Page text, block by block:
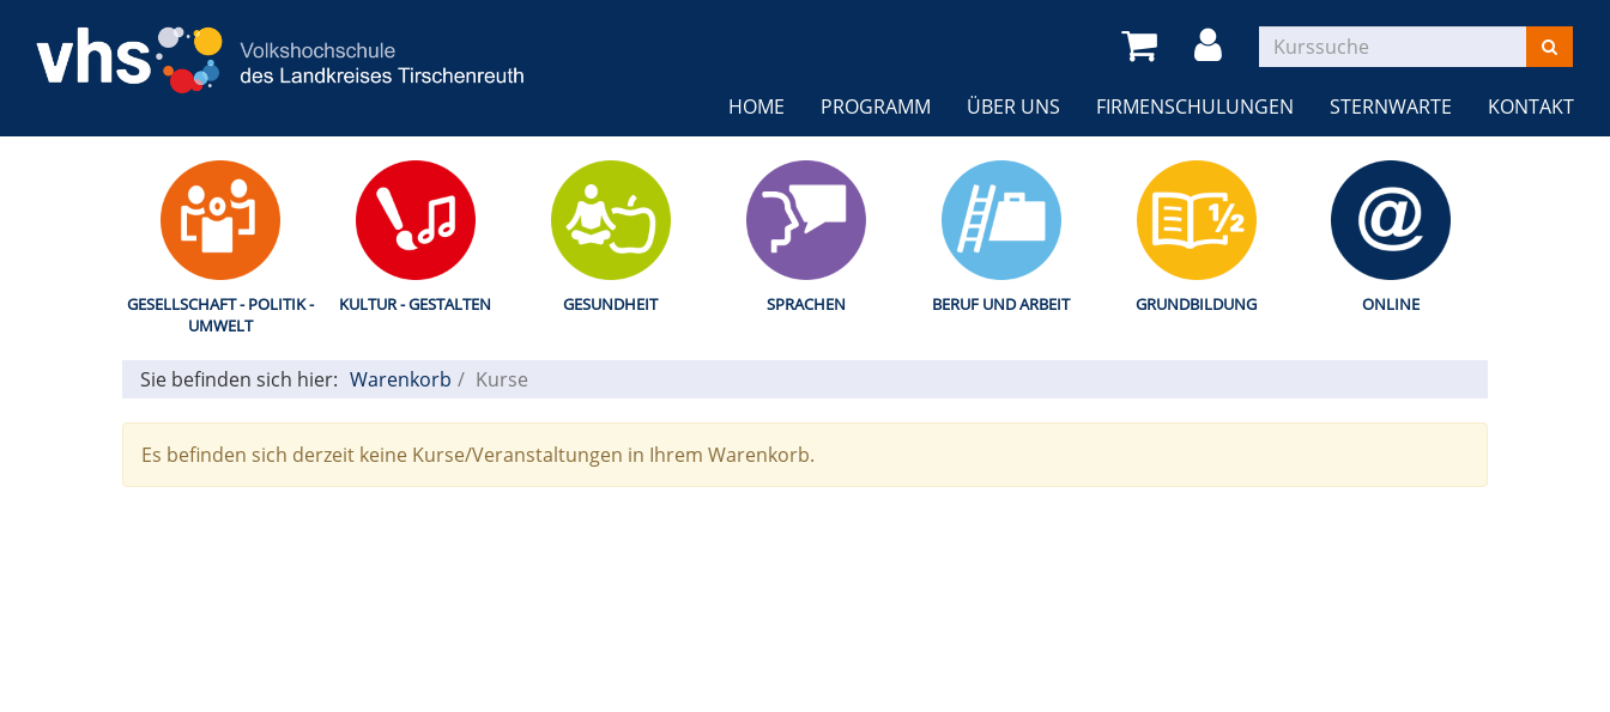
HOME PROGRAMM ÜBER UNS FIRMENSCHULUNGEN STERNWARTE KONTAKT
GESELLSCHAFT - POLITIK -
UMWELT
KULTUR - GESTALTEN GESUNDHEIT SPRACHEN BERUF UND ARBEIT GRUNDBILDUNG ONLINE
Sie befinden sich hier: Warenkorb Kurse
Es befinden sich derzeit keine Kurse/Veranstaltungen in Ihrem Warenkorb.